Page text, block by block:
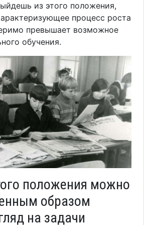
из этого положения,
процесс роста
превышает возможное
обучения.
положения можно
образом
на задачи